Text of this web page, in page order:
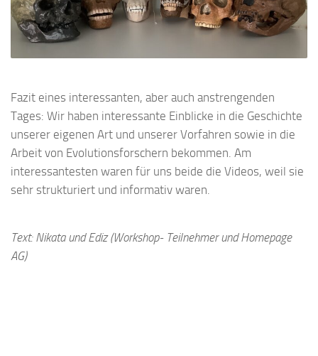
Fazit eines interessanten, aber auch anstrengenden
Tages: Wir haben interessante Einblicke in die Geschichte
unserer eigenen Art und unserer Vorfahren sowie in die
Arbeit von Evolutionsforschern bekommen. Am
interessantesten waren für uns beide die Videos, weil sie
sehr strukturiert und informativ waren.
Text: Nikata und Ediz (Workshop- Teilnehmer und Homepage
AG)